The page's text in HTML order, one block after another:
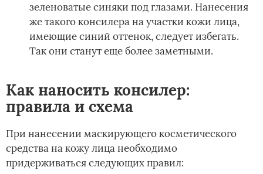
зеленоватые синяки под глазами. Нанесения
же такого консилера на участки кожи лица,
имеющие синий оттенок, следует избегать.
Так они станут еще более заметными.
Как наносить консилер:
правила и схема
При нанесении маскирующего косметического
средства на кожу лица необходимо
придерживаться следующих правил: